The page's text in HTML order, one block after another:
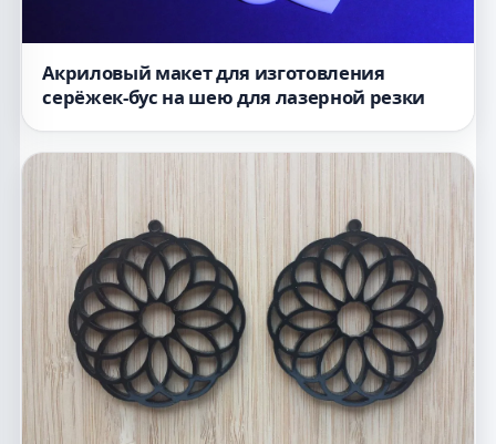
Акриловый макет для изготовления
серёжек-бус на шею для лазерной резки